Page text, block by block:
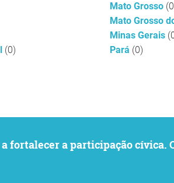
(0)
Mato Grosso
Mato Grosso
Minas Gerais
Pará (0)
a fortalecer a participação